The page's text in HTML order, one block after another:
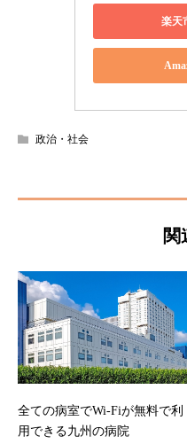
楽天
政治・社会
関
全ての病室でWi-Fiが無料で利
用できる九州の病院